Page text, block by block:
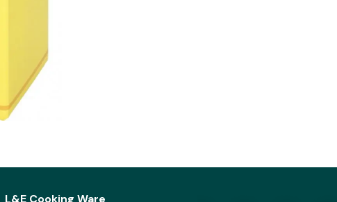
L&E Cooking Ware